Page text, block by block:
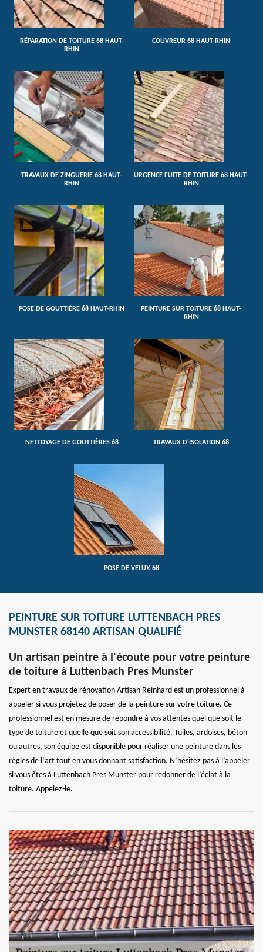
RÉPARATION DE TOITURE 68 HAUT-
RHIN
COUVREUR 68 HAUT-RHIN
TRAVAUX DE ZINGUERIE 68 HAUT-
RHIN
URGENCE FUITE DE TOITURE 68 HAUT-
RHIN
POSE DE GOUTTIÈRE 68 HAUT-RHIN
PEINTURE SUR TOITURE 68 HAUT-
RHIN
NETTOYAGE DE GOUTTIÈRES 68 TRAVAUX D'ISOLATION 68
POSE DE VELUX 68
PEINTURE SUR TOITURE LUTTENBACH PRES
MUNSTER 68140 ARTISAN QUALIFIÉ
Un artisan peintre à l'écoute pour votre peinture
de toiture à Luttenbach Pres Munster
Expert en travaux de rénovation Artisan Reinhard est un professionnel à
appeler si vous projetez de poser de la peinture sur votre toiture. Ce
professionnel est en mesure de répondre à vos attentes quel que soit le
type de toiture et quelle que soit son accessibilité. Tuiles, ardoises, béton
ou autres, son équipe est disponible pour réaliser une peinture dans les
règles de l‘art tout en vous donnant satisfaction. N’hésitez pas à l’appeler
si vous êtes à Luttenbach Pres Munster pour redonner de l’éclat à la
toiture. Appelez-le.